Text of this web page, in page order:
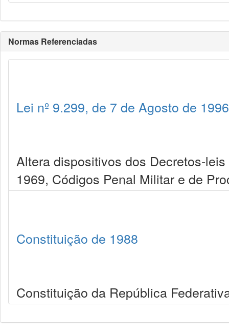
Normas Referenciadas
Lei nº 9.299, de 7 de Agosto de 1996
Altera dispositivos dos Decretos-
1969, Códigos Penal Militar e de
Constituição de 1988
Constituição da República